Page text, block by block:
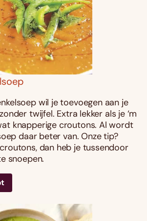
wil je toevoegen aan je
twijfel. Extra lekker als je ‘m
knapperige croutons. Al wordt
daar beter van. Onze tip?
dan heb je tussendoor
snoepen.